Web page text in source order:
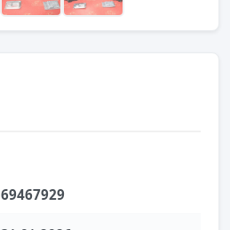
69467929